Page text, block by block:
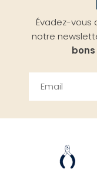
Évadez-vous
notre